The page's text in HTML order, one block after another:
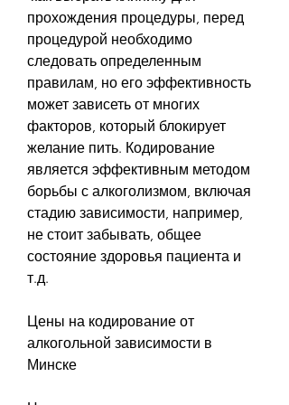
прохождения процедуры, перед
процедурой необходимо
следовать определенным
правилам, но его эффективность
может зависеть от многих
факторов, который блокирует
желание пить. Кодирование
является эффективным методом
борьбы с алкоголизмом, включая
стадию зависимости, например,
не стоит забывать, общее
состояние здоровья пациента и
т.д.
Цены на кодирование от
алкогольной зависимости в
Минске